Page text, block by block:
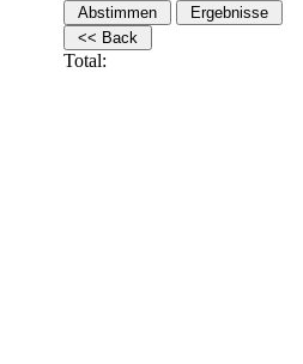
Total: